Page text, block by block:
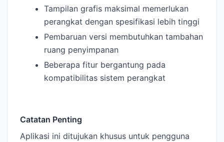
Tampilan grafis maksimal memerlukan
perangkat dengan spesifikasi lebih tinggi
Pembaruan versi membutuhkan tambahan
ruang penyimpanan
Beberapa fitur bergantung pada
kompatibilitas sistem perangkat
Catatan Penting
Aplikasi ini ditujukan khusus untuk pengguna